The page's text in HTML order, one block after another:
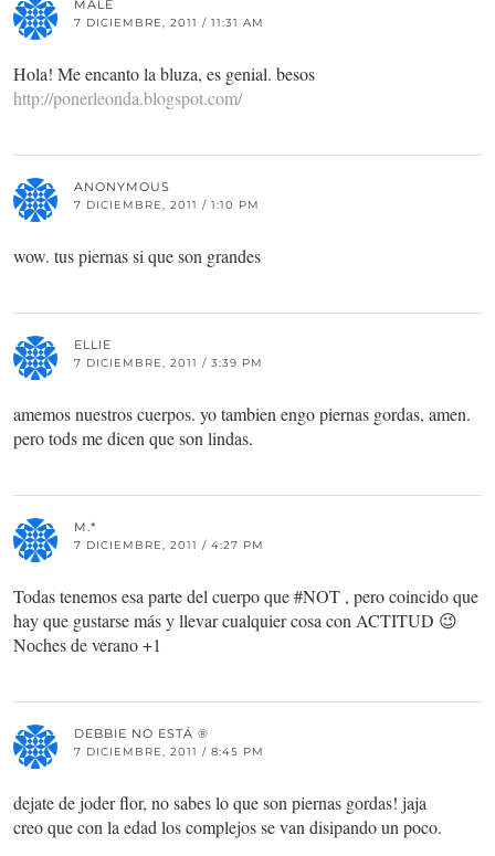
MALE
7 DICIEMBRE, 2011 / 11:31 AM
Hola! Me encanto la bluza, es genial. besos
http://ponerleonda.blogspot.com/
ANONYMOUS
7 DICIEMBRE, 2011 / 1:10 PM
wow. tus piernas si que son grandes
ELLIE
7 DICIEMBRE, 2011 / 3:39 PM
amemos nuestros cuerpos. yo tambien engo piernas gordas, amen.
pero tods me dicen que son lindas.
M.*
7 DICIEMBRE, 2011 / 4:27 PM
Todas tenemos esa parte del cuerpo que #NOT , pero coincido que
hay que gustarse más y llevar cualquier cosa con ACTITUD 😉
Noches de verano +1
DEBBIE NO ESTÁ ®
7 DICIEMBRE, 2011 / 8:45 PM
dejate de joder flor, no sabes lo que son piernas gordas! jaja
creo que con la edad los complejos se van disipando un poco.